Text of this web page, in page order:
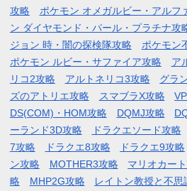
攻略
ポケモン オメガルビー・アルフ
ン ダイヤモンド・パール・プラチナ攻
ジョン 時・闇の探検隊攻略
ポケモン
ポケモン ルビー・サファイア攻略
ア
リコ2攻略
アルトネリコ3攻略 グラ
ズのアトリエ攻略
スマブラX攻略
DS(COM)・HOM攻略
DQMJ攻略
ーランド3D攻略
ドラクエソード攻略
7攻略
ドラクエ8攻略 ドラクエ9攻略
ン攻略
MOTHER3攻略 マリオカー
略
MHP2G攻略 レイトン教授と不思